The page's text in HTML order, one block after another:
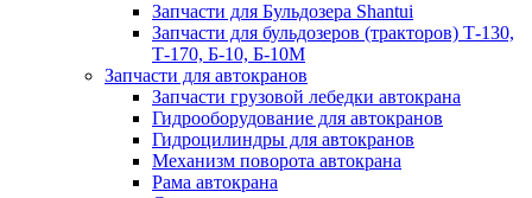
Запчасти для Бульдозера Shantui
Запчасти для бульдозеров (тракторов) Т-130,
Т-170, Б-10, Б-10М
Запчасти для автокранов
Запчасти грузовой лебедки автокрана
Гидрооборудование для автокранов
Гидроцилиндры для автокранов
Механизм поворота автокрана
Рама автокрана